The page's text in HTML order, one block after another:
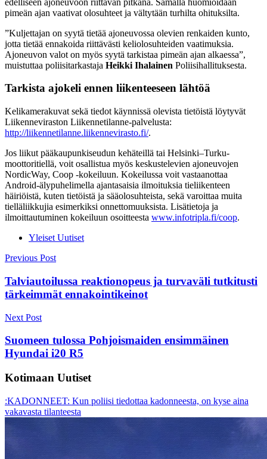
pimeän ajan vaativat olosuhteet ja vältytään turhilta ohituksilta.
”Kuljettajan on syytä tietää ajoneuvossa olevien renkaiden kunto,
jotta tietää ennakoida riittävästi keliolosuhteiden vaatimuksia.
Ajoneuvon valot on myös syytä tarkistaa pimeän ajan alkaessa”,
muistuttaa poliisitarkastaja Heikki Ihalainen Poliisihallituksesta.
Tarkista ajokeli ennen liikenteeseen lähtöä
Kelikamerakuvat sekä tiedot käynnissä olevista tietöistä löytyvät
Liikenneviraston Liikennetilanne-palvelusta:
http://liikennetilanne.liikennevirasto.fi/.
Jos liikut pääkaupunkiseudun kehäteillä tai Helsinki–Turku-
moottoritiellä, voit osallistua myös keskustelevien ajoneuvojen
NordicWay, Coop -kokeiluun. Kokeilussa voit vastaanottaa
Android-älypuhelimella ajantasaisia ilmoituksia tieliikenteen
häiriöistä, kuten tietöistä ja sääolosuhteista, sekä varoittaa muita
tielläliikkujia esimerkiksi onnettomuuksista. Lisätietoja ja
ilmoittautuminen kokeiluun osoitteesta www.infotripla.fi/coop.
Yleiset Uutiset
Post
navigation
Previous Post
Talviautoilussa reaktionopeus ja turvaväli tutkitusti
tärkeimmät ennakointikeinot
Next Post
Suomeen tulossa Pohjoismaiden ensimmäinen
Hyundai i20 R5
Kotimaan Uutiset
:KADONNEET: Kun poliisi tiedottaa kadonneesta, on kyse aina
vakavasta tilanteesta